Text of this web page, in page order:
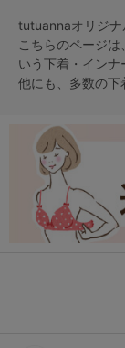
tutuannaオリジナ
こちらのページ
いう下着・インナ
他にも、多数の下